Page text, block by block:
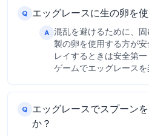
Q エッグレースに生の卵を
A 混乱を避けるために、
製の卵を使用する方が
レイするときは安全第
ゲームでエッグレースを
Q エッグレースでスプーン
か？